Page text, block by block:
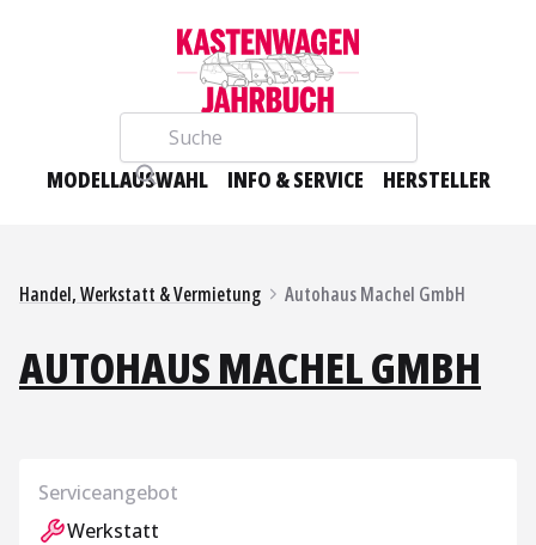
Suche
MODELLAUSWAHL INFO & SERVICE HERSTELLER
Handel, Werkstatt & Vermietung Autohaus Machel GmbH
AUTOHAUS MACHEL GMBH
Serviceangebot
Werkstatt